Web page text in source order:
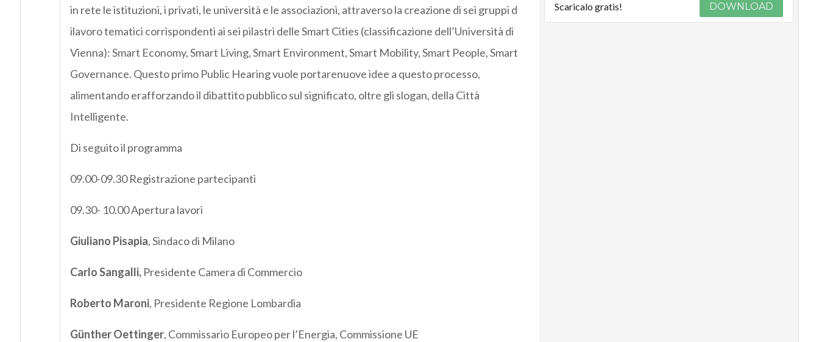
in rete le istituzioni, i privati, le università e le associazioni, attraverso la creazione di sei gruppi d
ilavoro tematici corrispondenti ai sei pilastri delle Smart Cities (classificazione dell’Università di
Vienna): Smart Economy, Smart Living, Smart Environment, Smart Mobility, Smart People, Smart
Governance. Questo primo Public Hearing vuole portarenuove idee a questo processo,
alimentando erafforzando il dibattito pubblico sul significato, oltre gli slogan, della Città
Intelligente.
Di seguito il programma
09.00-09.30 Registrazione partecipanti
09.30- 10.00 Apertura lavori
Giuliano Pisapia, Sindaco di Milano
Carlo Sangalli,Presidente Camera di Commercio
Roberto Maroni, Presidente Regione Lombardia
Günther Oettinger, Commissario Europeo per l’Energia, Commissione UE
Scaricalo gratis! DOWNLOAD